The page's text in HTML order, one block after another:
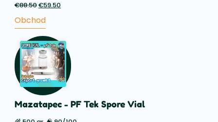
€88.50Původní
byla:
€59.50
Obchod
Mazatapec - PF Tek Spore Vial